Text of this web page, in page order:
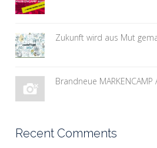
Zukunft wird aus Mut
Brandneue
Recent Comments